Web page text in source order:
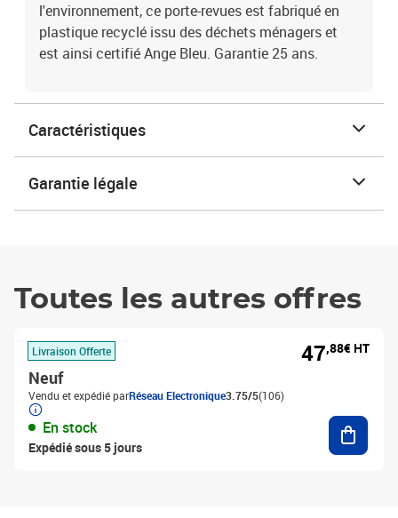
l'environnement, ce porte-revues est fabriqué en
plastique recyclé issu des déchets ménagers et
est ainsi certifié Ange Bleu. Garantie 25 ans.
Caractéristiques
Garantie légale
Toutes les autres offres
Livraison Offerte
Neuf
Vendu et expédié parRéseau Electronique3.75/5(106)
En stock
Expédié sous 5 jours
47,88€ HT